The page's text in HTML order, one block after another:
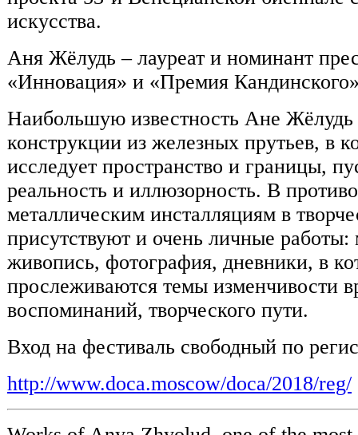
искусства.
Аня Жёлудь – лауреат и номинант
«Инновация» и «Премия
Наибольшую известность Ане Жёлудь
конструкции из железных прутьев, в
исследует пространство и границы,
реальность и иллюзорность. В
металлическим инсталляциям в
присутствуют и очень личные
живопись, фотография, дневники, в
прослеживаются темы изменчивости
воспоминаний, творческого пути.
Вход на фестиваль свободный по
http://www.doca.moscow/doca/2018/reg/